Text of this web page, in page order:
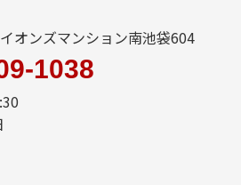
オンズマンション南池袋604
1038